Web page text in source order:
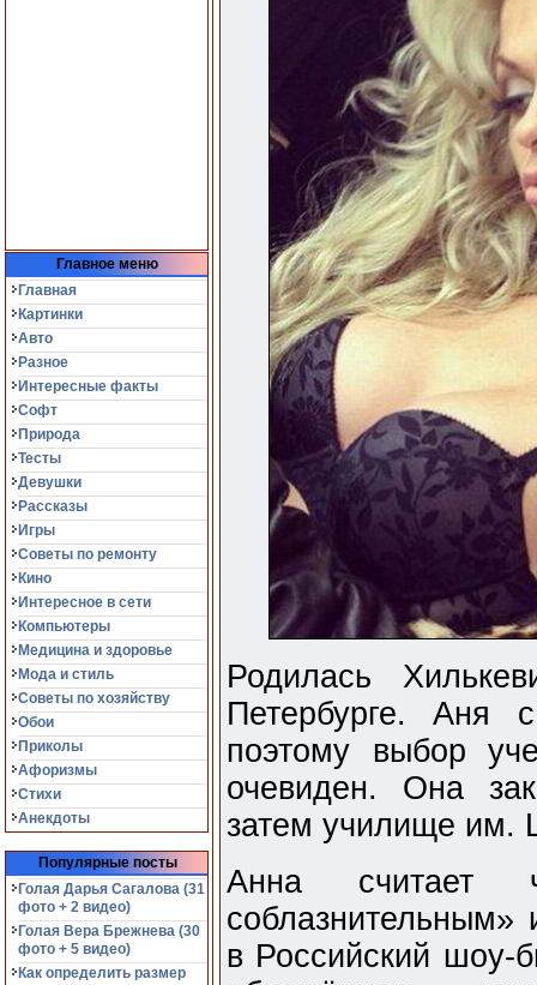
Главное меню
Главная
Картинки
Авто
Разное
Интересные факты
Софт
Природа
Тесты
Девушки
Рассказы
Игры
Советы по ремонту
Кино
Интересное в сети
Компьютеры
Медицина и здоровье
Мода и стиль
Советы по хозяйству
Обои
Приколы
Афоризмы
Стихи
Анекдоты
Популярные посты
Голая Дарья Сагалова (31
фото + 2 видео)
Голая Вера Брежнева (30
фото + 5 видео)
Как определить размер
Родилась
Петербурге. Аня
поэтому выбор
очевиден. Она
затем училище им.
Анна считает
в Российский шоу-